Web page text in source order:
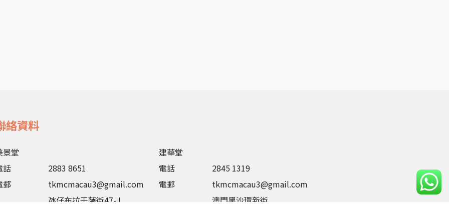
絡資料
景堂
話
2883 8651
郵
tkmcmacau3@gmail.com
氹仔布拉干薩街47-J
建華堂
電話
2845 1319
電郵
tkmcmacau3@gmail.com
澳門黑沙環新街